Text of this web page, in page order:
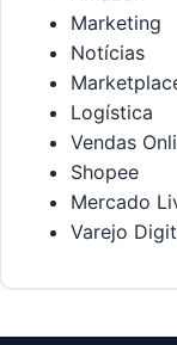
Marketing
Notícias
Logística
Vendas
Shopee
Mercado
Varejo